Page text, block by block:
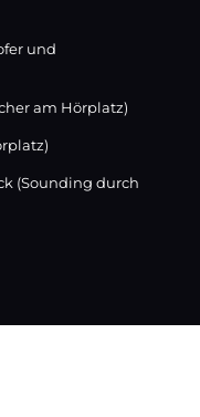
und
am Hörplatz)
(Sounding durch